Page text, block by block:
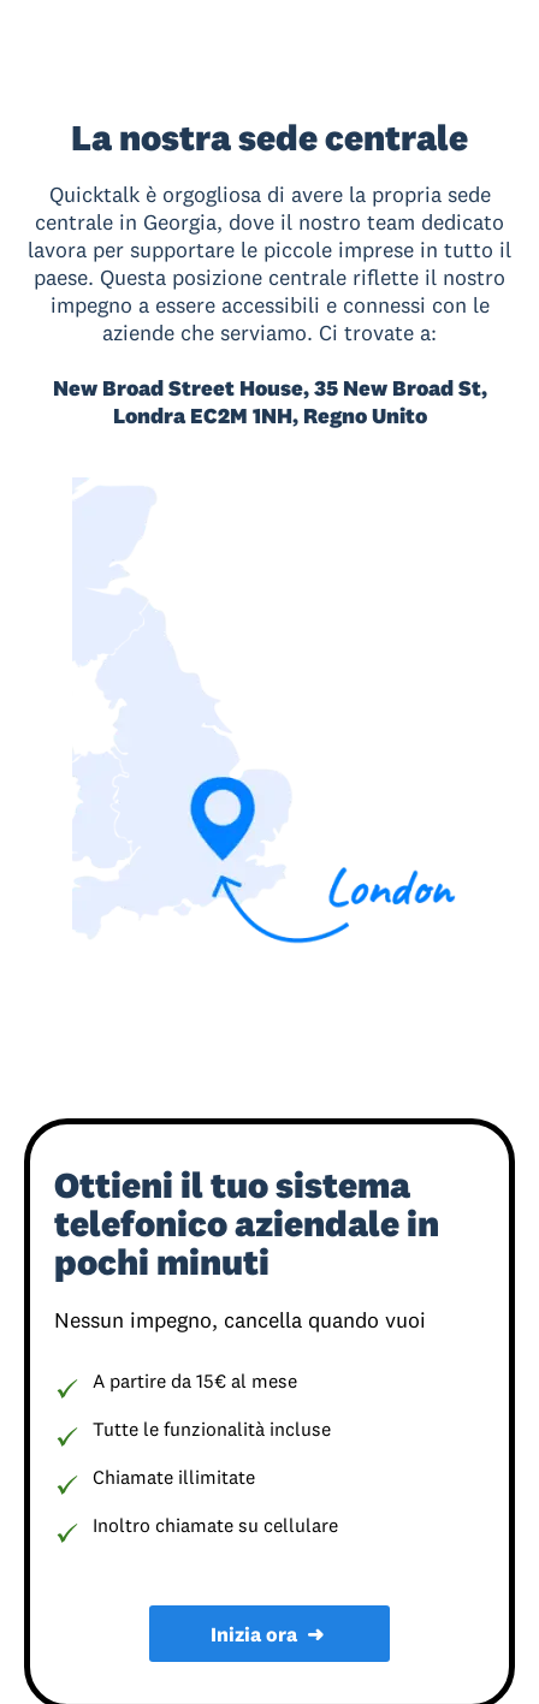
La nostra sede centrale
Quicktalk è orgogliosa di avere la propria sede
centrale in Georgia, dove il nostro team dedicato
lavora per supportare le piccole imprese in tutto il
paese. Questa posizione centrale riflette il nostro
impegno a essere accessibili e connessi con le
aziende che serviamo. Ci trovate a:
New Broad Street House, 35 New Broad St,
Londra EC2M 1NH, Regno Unito
Ottieni il tuo sistema
telefonico aziendale in
pochi minuti
Nessun impegno, cancella quando vuoi
A partire da 15€ al mese
Tutte le funzionalità incluse
Chiamate illimitate
Inoltro chiamate su cellulare
Inizia ora ➜